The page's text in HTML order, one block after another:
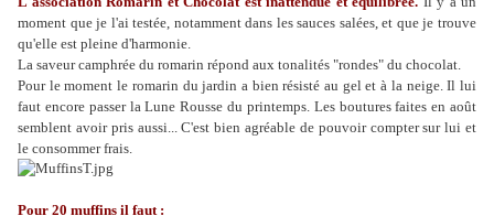
moment que je l'ai testée, notamment dans les sauces salées, et que je trouve
qu'elle est pleine d'harmonie.
La saveur camphrée du romarin répond aux tonalités "rondes" du chocolat.
Pour le moment le romarin du jardin a bien résisté au gel et à la neige. Il lui
faut encore passer la Lune Rousse du printemps. Les boutures faites en août
semblent avoir pris aussi... C'est bien agréable de pouvoir compter sur lui et
le consommer frais.
Pour 20 muffins il faut :